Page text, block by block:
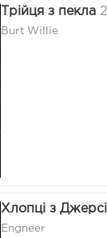
Трійця з пекла
Burt Willie
Хлопці з Джерсі
Engneer